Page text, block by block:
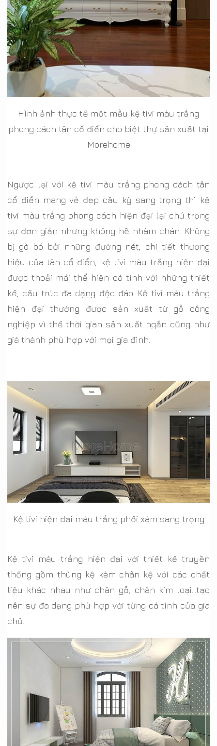
Hình ảnh thực tế một mẫu kệ tivi màu trắng
phong cách tân cổ điển cho biệt thự sản xuất tại
Morehome
Ngược lại với kệ tivi màu trắng phong cách tân
cổ điển mang vẻ đẹp cầu kỳ sang trọng thì kệ
tivi màu trắng phong cách hiện đại lại chú trọng
sự đơn giản nhưng không hề nhàm chán. Không
bị gò bó bởi những đường nét, chi tiết thương
hiệu của tân cổ điển, kệ tivi màu trắng hiện đại
được thoải mái thể hiện cá tính với những thiết
kế, cấu trúc đa dạng độc đáo. Kệ tivi màu trắng
hiện đại thường được sản xuất từ gỗ công
nghiệp vì thế thời gian sản xuất ngắn cũng như
giá thành phù hợp với mọi gia đình.
Kệ tivi hiện đại màu trắng phối xám sang trọng
Kệ tivi màu trắng hiện đại với thiết kế truyền
thống gồm thùng kệ kèm chân kệ với các chất
liệu khác nhau như chân gỗ, chân kim loại…tạo
nên sự đa dạng phù hợp với từng cá tính của gia
chủ.